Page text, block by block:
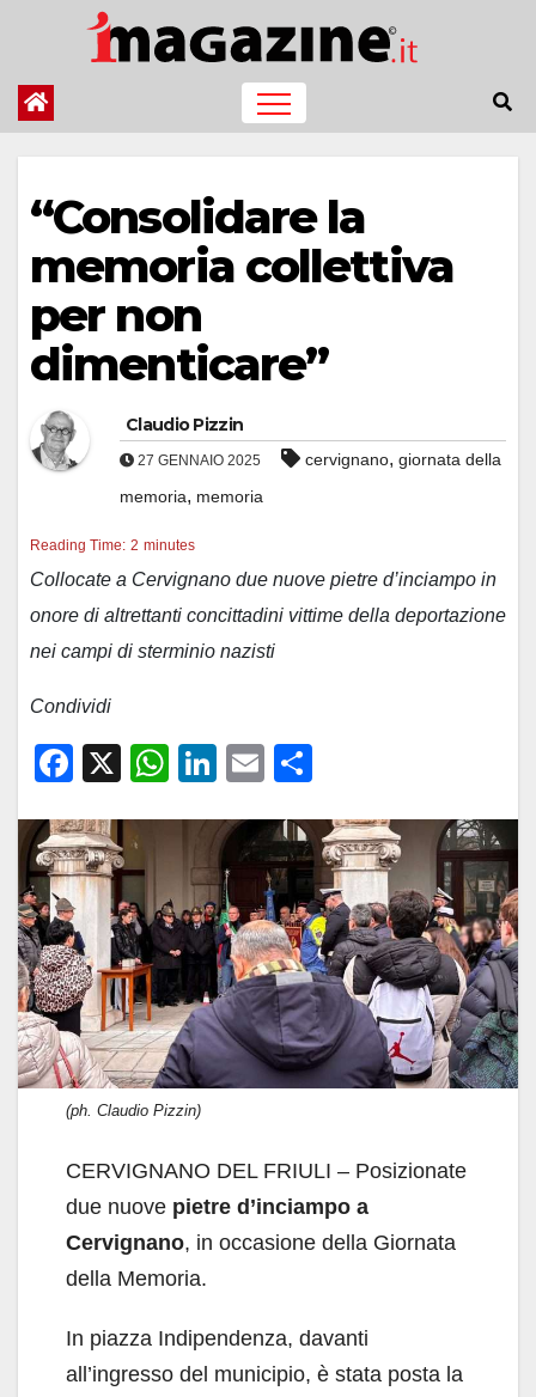
contenuto
“Consolidare la
memoria collettiva
per non
dimenticare”
Claudio Pizzin
27 GENNAIO 2025 cervignano, giornata della
memoria, memoria
Reading Time: 2 minutes
Collocate a Cervignano due nuove pietre d’inciampo in
onore di altrettanti concittadini vittime della deportazione
nei campi di sterminio nazisti
Condividi
F
c
e
b
o
o
k
X
W
at
s
A
p
p
Li
k
e
dI
n
E
ail n
di
vi
di
(ph. Claudio Pizzin)
CERVIGNANO DEL FRIULI – Posizionate
due nuove pietre d’inciampo a
Cervignano, in occasione della Giornata
della Memoria.
In piazza Indipendenza, davanti
all’ingresso del municipio, è stata posta la